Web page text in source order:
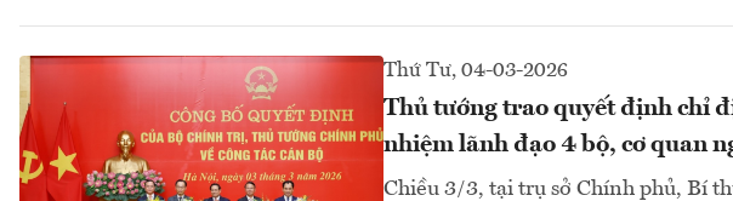
Thứ Tư, 04-03-2026
Thủ tướng trao quyết định chỉ
nhiệm lãnh đạo 4 bộ, cơ quan
Chiều 3/3, tại trụ sở Chính phủ, Bí